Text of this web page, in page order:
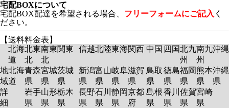
宅配BOXについて
宅配BOX配達を希望される場合、 フリーフォームにご記入 く
ださい。
【送料料金表】
北海
道
北東
北
南東
北
関東 信越北陸東海関西 中国 四国北九
州
南九
州
沖縄
地
域
詳
細
北海
道
青森
県
岩手
県
宮城
県
山形
県
茨城
県
栃木
県
新潟
県
長野
県
富山
県
石川
県
岐阜
県
静岡
県
滋賀
県
京都
府
鳥取
県
島根
県
徳島
県
香川
県
福岡
県
佐賀
県
熊本
県
宮崎
県
沖縄
県